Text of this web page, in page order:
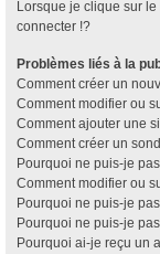
Lorsque je clique sur le
connecter !?
Problèmes liés à la
Comment créer un
Comment modifier ou
Comment ajouter une
Comment créer un
Pourquoi ne puis-je
Comment modifier ou
Pourquoi ne puis-je
Pourquoi ne puis-je
Pourquoi ai-je reçu un